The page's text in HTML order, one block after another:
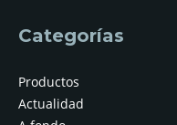
Categorías
Productos
Actualidad